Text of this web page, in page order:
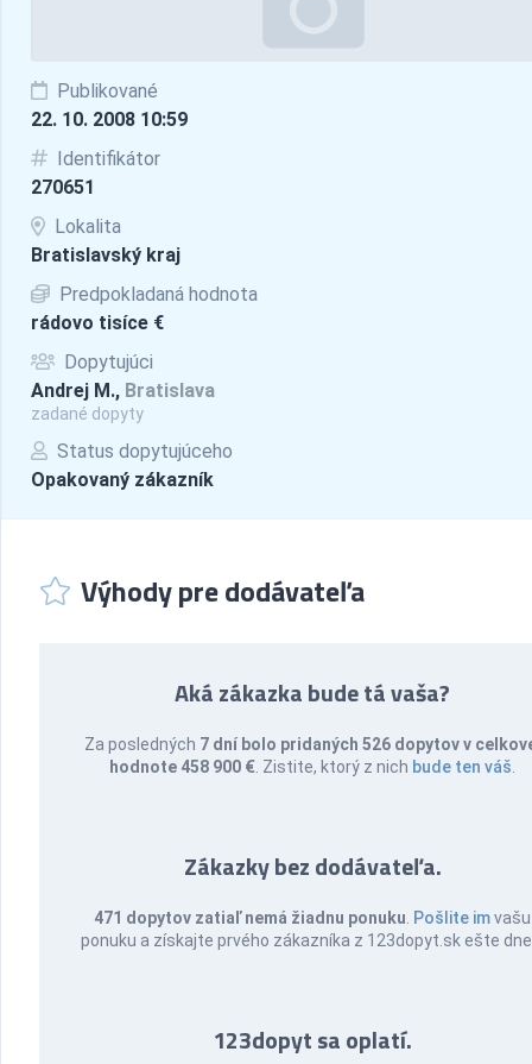
Publikované
22. 10. 2008 10:59
Identifikátor
270651
Lokalita
Bratislavský kraj
Predpokladaná hodnota
rádovo tisíce €
Dopytujúci
Andrej M., Bratislava
zadané dopyty
Status dopytujúceho
Opakovaný zákazník
Výhody pre dodávateľa
Aká zákazka bude tá vaša?
Za posledných 7 dní bolo pridaných 526 dopytov v
hodnote 458 900 € . Zistite, ktorý z nich bude ten váš
Zákazky bez dodávateľa.
471 dopytov zatiaľ nemá žiadnu ponuku Pošlite imvašu
ponuku a získajte prvého zákazníka z 123dopyt.sk ešte
123dopyt sa oplatí.